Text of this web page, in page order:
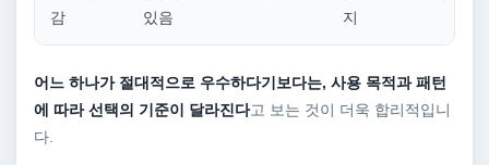
감
있음
지
어느 하나가 절대적으로 우수하다기보다는, 사용 목적과 패턴
에 따라 선택의 기준이 달라진다고 보는 것이 더욱 합리적입니
다.